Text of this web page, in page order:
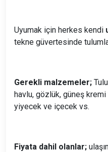
Uyumak için herkes kendi
tekne güvertesinde
Gerekli malzemeler;
havlu, gözlük, güneş
yiyecek ve içecek vs.
Fiyata dahil olanlar;